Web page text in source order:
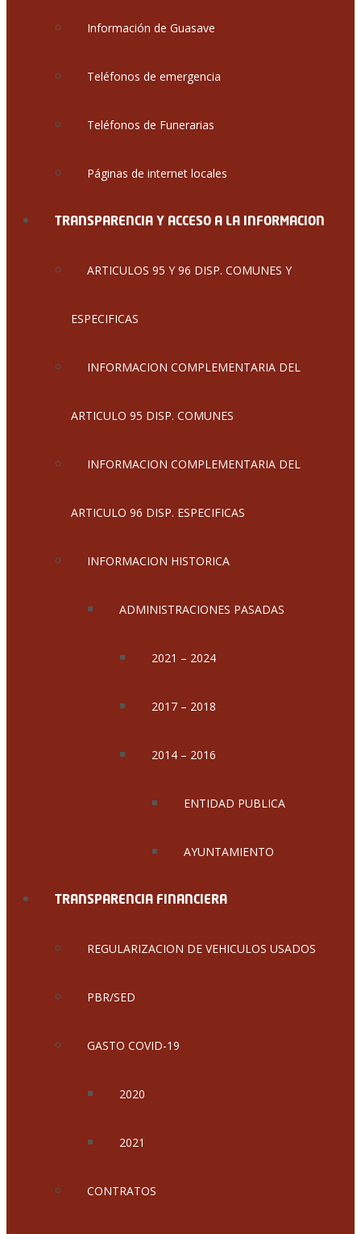
Información de Guasave
Teléfonos de emergencia
Teléfonos de Funerarias
Páginas de internet locales
TRANSPARENCIA Y ACCESO A LA INFORMACION
ARTICULOS 95 Y 96 DISP. COMUNES Y
ESPECIFICAS
INFORMACION COMPLEMENTARIA DEL
ARTICULO 95 DISP. COMUNES
INFORMACION COMPLEMENTARIA DEL
ARTICULO 96 DISP. ESPECIFICAS
INFORMACION HISTORICA
ADMINISTRACIONES PASADAS
2021 – 2024
2017 – 2018
2014 – 2016
ENTIDAD PUBLICA
AYUNTAMIENTO
TRANSPARENCIA FINANCIERA
REGULARIZACION DE VEHICULOS USADOS
PBR/SED
GASTO COVID-19
2020
2021
CONTRATOS